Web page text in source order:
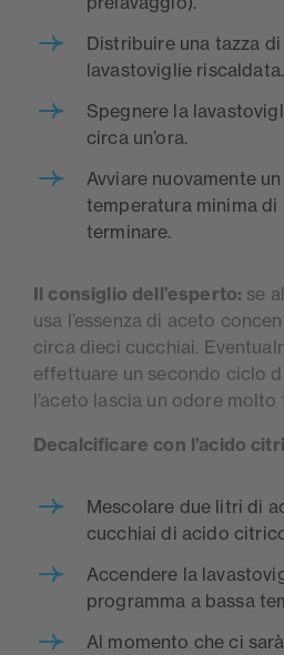
Distribuire una tazza
lavastoviglie riscaldata.
Spegnere la
circa un’ora.
Avviare nuovamente
temperatura minima di
terminare.
Il consiglio dell’esperto: se
usa l’essenza di aceto
circa dieci cucchiai.
effettuare un secondo ciclo
l’aceto lascia un odore molto
Decalcificare con l’acido
Mescolare due litri di
cucchiai di acido
Accendere la
programma a bassa
Al momento che ci